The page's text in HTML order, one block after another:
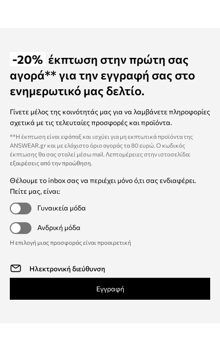
-20% έκπτωση στην πρώτη σας
αγορά** για την εγγραφή σας στο
ενημερωτικό μας δελτίο.
Γίνετε μέλος της κοινότητάς μας για να λαμβάνετε πληροφορίες
σχετικά με τις τελευταίες προσφορές και προϊόντα.
**Η έκπτωση είναι εφάπαξ και ισχύει για μη εκπτωτικά προϊόντα της
ANSWEAR.gr και με ελάχιστο όριο αγοράς τα 80 ευρώ. Ο κωδικός
έκπτωσης θα σας σταλεί μέσω mail. Λεπτομέρειες στην ιστοσελίδα:
εξαιρέσεις από την προώθηση
Θέλουμε το inbox σας να περιέχει μόνο ό,τι σας ενδιαφέρει.
Πείτε μας, είναι:
Γυναικεία μόδα
Ανδρική μόδα
Η επιλογή μιας προσφοράς είναι προαιρετική
Εγγραφή